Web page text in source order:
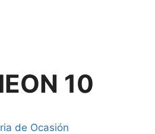
10
de Ocasión